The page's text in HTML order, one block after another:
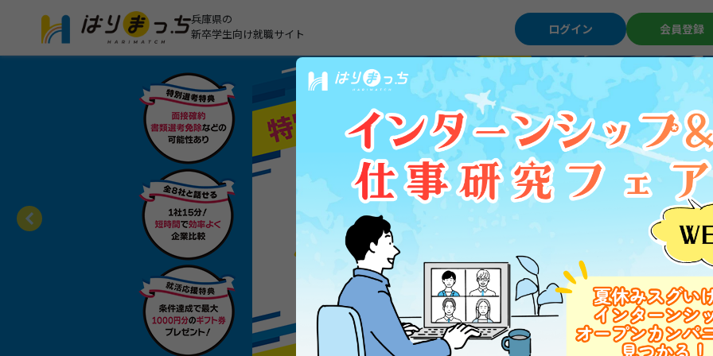
兵庫県の
新卒学生向け就職サイト
ログイン 会員登録